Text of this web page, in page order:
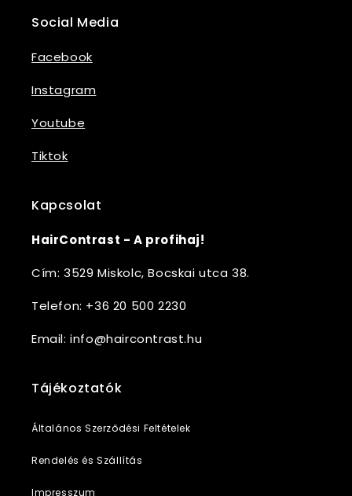
Social Media
Facebook
Instagram
Youtube
Tiktok
Kapcsolat
HairContrast - A profihaj!
Cím: 3529 Miskolc, Bocskai utca 38.
Telefon: +36 20 500 2230
Email: info@haircontrast.hu
Tájékoztatók
Általános Szerződési Feltételek
Rendelés és Szállítás
Impresszum